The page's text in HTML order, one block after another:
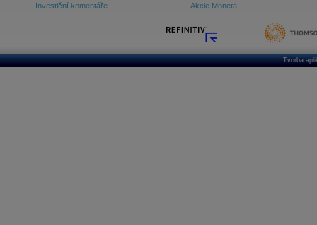
Investiční komentáře
Akcie Moneta
Tvorba